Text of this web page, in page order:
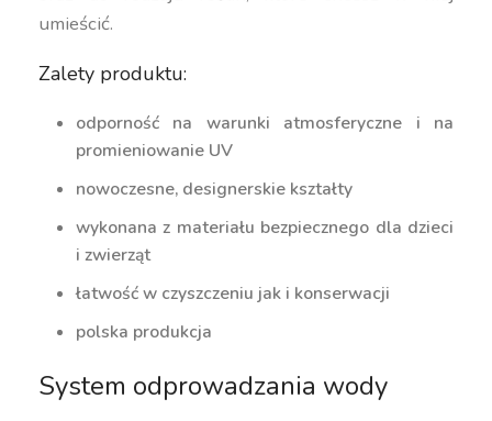
umieścić.
Zalety produktu:
odporność na warunki atmosferyczne i na
promieniowanie UV
nowoczesne, designerskie kształty
wykonana z materiału bezpiecznego dla dzieci
i zwierząt
łatwość w czyszczeniu jak i konserwacji
polska produkcja
System odprowadzania wody